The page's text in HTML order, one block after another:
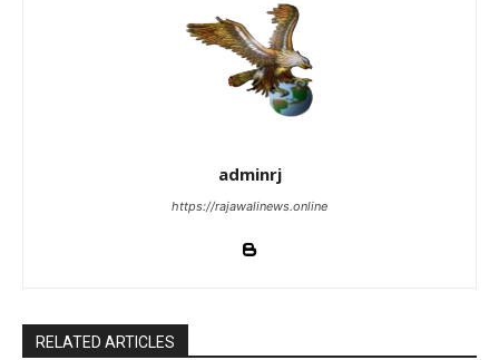
adminrj
https://rajawalinews.online
RELATED ARTICLES